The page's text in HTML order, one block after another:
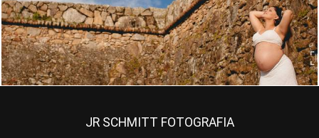
1869 14
JR SCHMITT FOTOGRAFIA